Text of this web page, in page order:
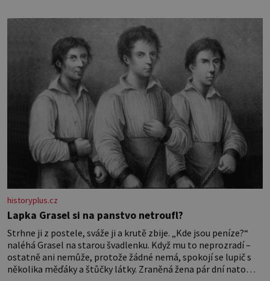
nesvědčilo, brzy jsme zjistili, že
historyplus.cz
Lapka Grasel si na panstvo netroufl?
Strhne ji z postele, sváže ji a krutě zbije. „Kde jsou peníze?“
naléhá Grasel na starou švadlenku. Když mu to neprozradí –
ostatně ani nemůže, protože žádné nemá, spokojí se lupič s
několika měďáky a štůčky látky. Zraněná žena pár dní nato